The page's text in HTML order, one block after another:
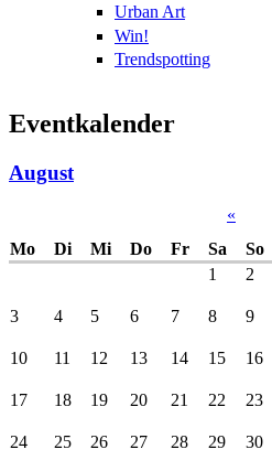
Urban Art
Win!
Trendspotting
Eventkalender
August
«
Mo
Di Mi Do Fr Sa
So
1
2
3 4 5 6 7 8 9
10 11 12 13 14 15 16
17 18 19 20 21 22 23
24 25 26 27 28 29 30